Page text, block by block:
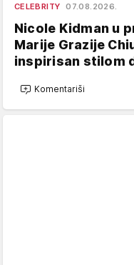
CELEBRITY 07.08.2026.
Nicole Kidman u
Marije Grazije
inspirisan stilom
Komentariši